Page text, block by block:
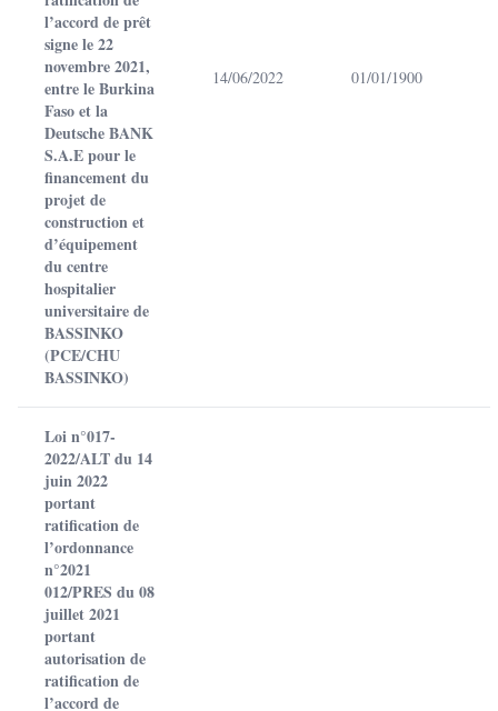
l’accord de prêt
signe le 22
novembre 2021,
entre le Burkina
Faso et la
Deutsche BANK
S.A.E pour le
financement du
projet de
construction et
d’équipement
du centre
hospitalier
universitaire de
BASSINKO
(PCE/CHU
BASSINKO)
14/06/2022 01/01/1900
Loi n°017-
2022/ALT du 14
juin 2022
portant
ratification de
l’ordonnance
n°2021
012/PRES du 08
juillet 2021
portant
autorisation de
ratification de
l’accord de